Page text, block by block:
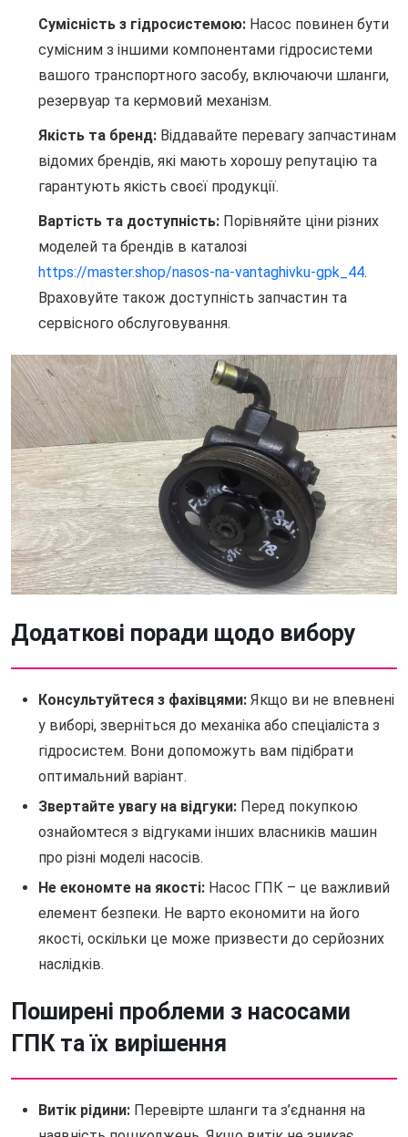
Сумісність з гідросистемою: Насос повинен бути
сумісним з іншими компонентами гідросистеми
вашого транспортного засобу, включаючи шланги,
резервуар та кермовий механізм.
Якість та бренд: Віддавайте перевагу запчастинам
відомих брендів, які мають хорошу репутацію та
гарантують якість своєї продукції.
Вартість та доступність: Порівняйте ціни різних
моделей та брендів в каталозі
https://master.shop/nasos-na-vantaghivku-gpk_44.
Враховуйте також доступність запчастин та
сервісного обслуговування.
Додаткові поради щодо вибору
Консультуйтеся з фахівцями: Якщо ви не впевнені
у виборі, зверніться до механіка або спеціаліста з
гідросистем. Вони допоможуть вам підібрати
оптимальний варіант.
Звертайте увагу на відгуки: Перед покупкою
ознайомтеся з відгуками інших власників машин
про різні моделі насосів.
Не економте на якості: Насос ГПК – це важливий
елемент безпеки. Не варто економити на його
якості, оскільки це може призвести до серйозних
наслідків.
Поширені проблеми з насосами
ГПК та їх вирішення
Витік рідини: Перевірте шланги та з’єднання на